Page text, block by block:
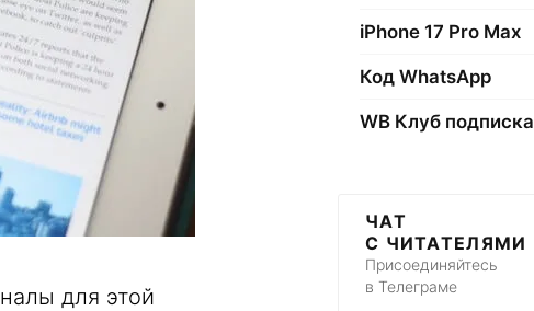
для этой
iPhone 17 Pro Max
Код WhatsApp
WB Клуб подписка
ЧАТ
С ЧИТАТЕЛЯМИ
Присоединяйтесь
в Телеграме